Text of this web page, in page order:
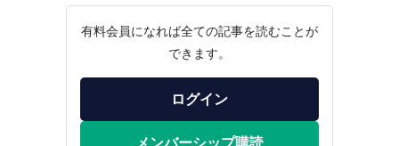
有料会員になれば全ての記事を読むことが
できます。
ログイン